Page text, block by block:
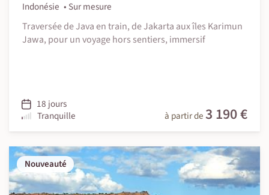
Indonésie
Sur mesure
Traversée de Java en train, de Jakarta aux îles Karimun
Jawa, pour un voyage hors sentiers, immersif
18 jours
Tranquille
à partir de 3 190 €
Nouveauté